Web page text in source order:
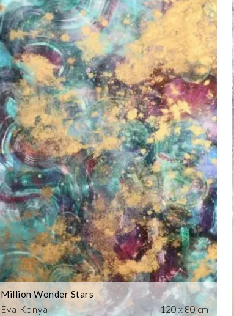
Eva Konya
Million Wonder Stars
120 x 80 cm